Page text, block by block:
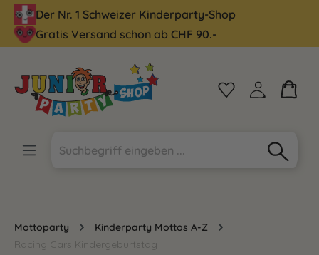
springen
Der Nr. 1 Schweizer Kinderparty-Shop
Gratis Versand schon ab CHF 90.-
Mottoparty
Kinderparty Mottos A-Z
Racing Cars Kindergeburtstag